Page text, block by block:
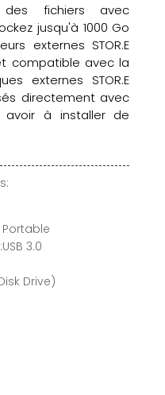
des fichiers avec
jusqu'à 1000 Go
externes STOR.E
compatible avec la
externes STOR.E
directement avec
avoir à installer de
3.0
Drive)